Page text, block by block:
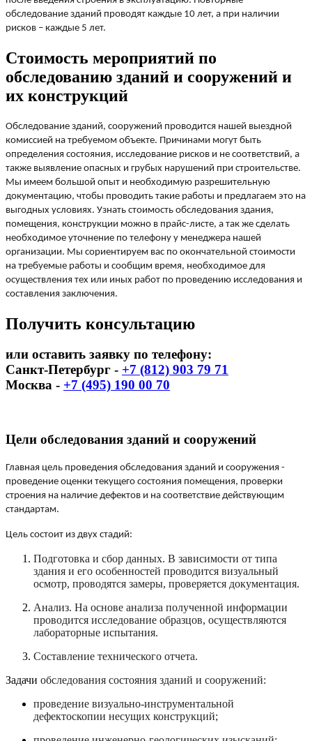
обследование зданий проводят каждые 10 лет, а при наличии
рисков – каждые 5 лет.
Стоимость мероприятий по
обследованию зданий и сооружений и
их конструкций
Обследование зданий, сооружений проводится нашей выездной
комиссией на требуемом объекте. Причинами могут быть
определения состояния, исследование рисков и не соответствий, а
также выявление опасных и грубых нарушений при строительстве.
Мы имеем большой опыт и необходимую разрешительную
документацию, чтобы проводить такие работы и предлагаем это на
выгодных условиях. Узнать стоимость обследования здания,
помещения, конструкции можно в прайс-листе, а так же сделать
необходимое уточнение по телефону у менеджера нашей
организации. Мы сориентируем вас по окончательной стоимости
на требуемые работы и сообщим время, необходимое для
осуществления тех или иных работ по проведению исследования и
составления заключения.
Получить консультацию
или оставить заявку по телефону:
Санкт-Петербург - +7 (812) 903 79 71
Москва - +7 (495) 190 00 70
Цели обследования зданий и сооружений
Главная цель проведения обследования зданий и сооружения -
проведение оценки текущего состояния помещения, проверки
строения на наличие дефектов и на соответствие действующим
стандартам.
Цель состоит из двух стадий:
Подготовка и сбор данных. В зависимости от типа
здания и его особенностей проводится визуальный
осмотр, проводятся замеры, проверяется документация.
Анализ. На основе анализа полученной информации
проводится исследование образцов, осуществляются
лабораторные испытания.
Составление технического отчета.
Задачи обследования состояния зданий и сооружений:
проведение визуально-инструментальной
дефектоскопии несущих конструкций;